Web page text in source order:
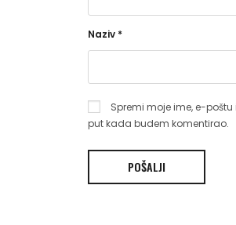
Naziv *
Spremi moje ime, e-
put kada budem komentirao.